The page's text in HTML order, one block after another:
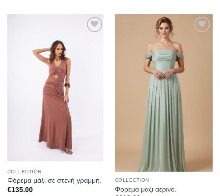
COLLECTION
Φόρεμα μάξι σε στενή γραμμή.
€135.00
αγαπημένα
COLLECTION
Φορεμα μαξι αερινο.